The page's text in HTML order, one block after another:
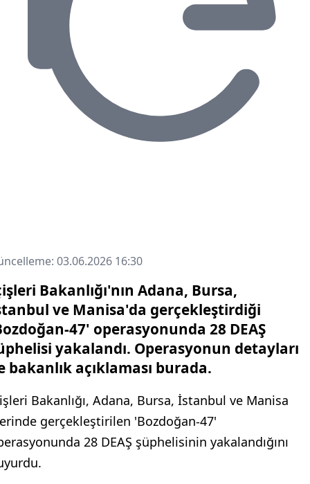
03.06.2026 16:30
Bakanlığı'nın Adana, Bursa,
ve Manisa'da gerçekleştirdiği
47' operasyonunda 28 DEAŞ
yakalandı. Operasyonun detayları
bakanlık açıklaması burada.
Bakanlığı, Adana, Bursa, İstanbul ve Manisa
gerçekleştirilen 'Bozdoğan-47'
28 DEAŞ şüphelisinin yakalandığını